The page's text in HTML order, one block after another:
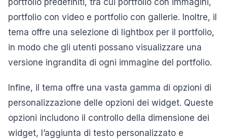
portfolio predefiniti, tra cui portfolio con immagini,
portfolio con video e portfolio con gallerie. Inoltre, il
tema offre una selezione di lightbox per il portfolio,
in modo che gli utenti possano visualizzare una
versione ingrandita di ogni immagine del portfolio.
Infine, il tema offre una vasta gamma di opzioni di
personalizzazione delle opzioni dei widget. Queste
opzioni includono il controllo della dimensione dei
widget, l’aggiunta di testo personalizzato e